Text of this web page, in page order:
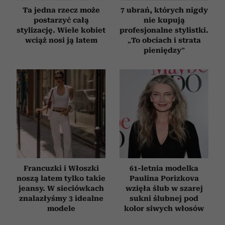
Ta jedna rzecz może
postarzyć całą
stylizację. Wiele kobiet
wciąż nosi ją latem
7 ubrań, których nigdy
nie kupują
profesjonalne stylistki.
„To obciach i strata
pieniędzy”
Francuzki i Włoszki
noszą latem tylko takie
jeansy. W sieciówkach
znalazłyśmy 3 idealne
modele
61-letnia modelka
Paulina Porizkova
wzięła ślub w szarej
sukni ślubnej pod
kolor siwych włosów